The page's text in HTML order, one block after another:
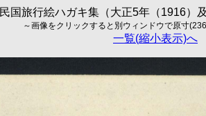
国旅行絵ハガキ集（大正5年（1916）
～画像をクリックすると別ウィンドウで原寸
一覧(縮小表示)へ